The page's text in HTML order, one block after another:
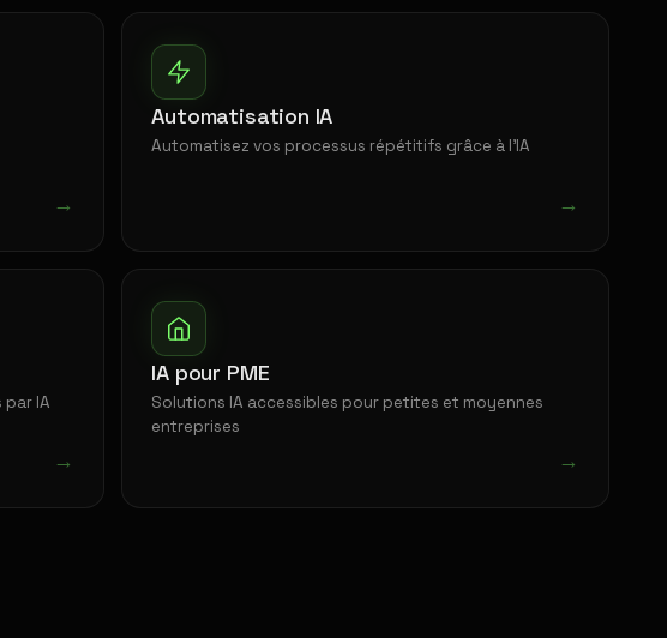
→
Automatisation IA
Automatisez vos processus répétitifs grâce à l'IA
→
IA
→
IA pour PME
Solutions IA accessibles pour petites et moyennes
entreprises
→